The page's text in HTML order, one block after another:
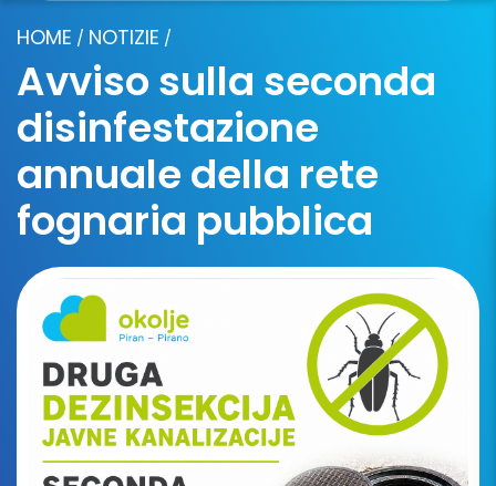
HOME / NOTIZIE /
Avviso sulla seconda
disinfestazione
annuale della rete
fognaria pubblica